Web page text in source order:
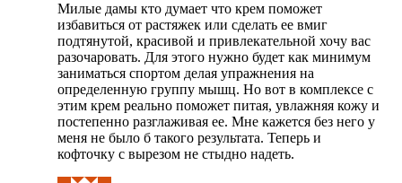
Милые дамы кто думает что крем поможет
избавиться от растяжек или сделать ее вмиг
подтянутой, красивой и привлекательной хочу вас
разочаровать. Для этого нужно будет как минимум
заниматься спортом делая упражнения на
определенную группу мышц. Но вот в комплексе с
этим крем реально поможет питая, увлажняя кожу и
постепенно разглаживая ее. Мне кажется без него у
меня не было б такого результата. Теперь и
кофточку с вырезом не стыдно надеть.